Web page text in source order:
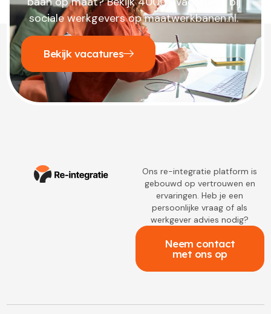
sociale werkgevers op maatwerkbanen.nl.
Bekijk vacatures
Ons re-integratie platform is
gebouwd op vertrouwen en
ervaringen. Heb je een
persoonlijke vraag of als
werkgever advies nodig?
Neem contact
met ons op